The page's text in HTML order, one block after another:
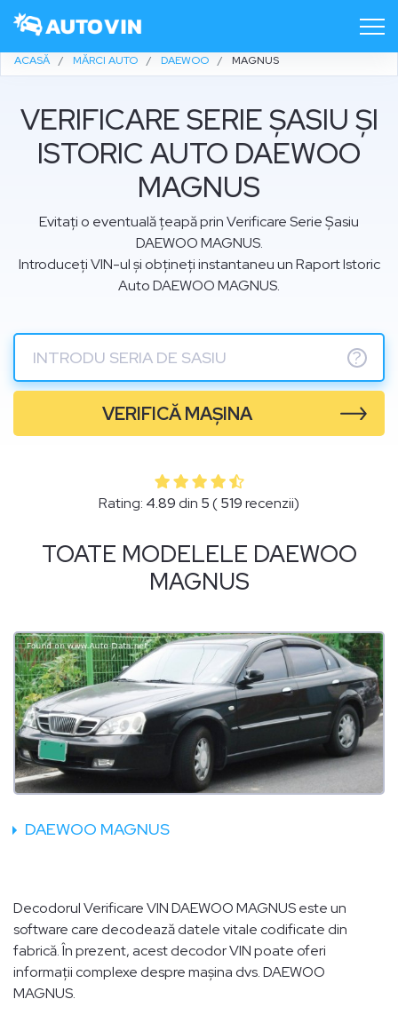
ACASĂ MĂRCI AUTO DAEWOO MAGNUS
VERIFICARE SERIE ȘASIU ȘI
ISTORIC AUTO DAEWOO
MAGNUS
Evitați o eventuală țeapă prin Verificare Serie Șasiu
DAEWOO MAGNUS.
Introduceți VIN-ul și obțineți instantaneu un Raport Istoric
Auto DAEWOO MAGNUS.
?
VERIFICĂ MAȘINA
Rating: 4.89 din 5(519recenzii)
TOATE MODELELE DAEWOO
MAGNUS
DAEWOO MAGNUS
Decodorul Verificare VIN DAEWOO MAGNUS este un
software care decodează datele vitale codificate din
fabrică. În prezent, acest decodor VIN poate oferi
informații complexe despre mașina dvs. DAEWOO
MAGNUS.